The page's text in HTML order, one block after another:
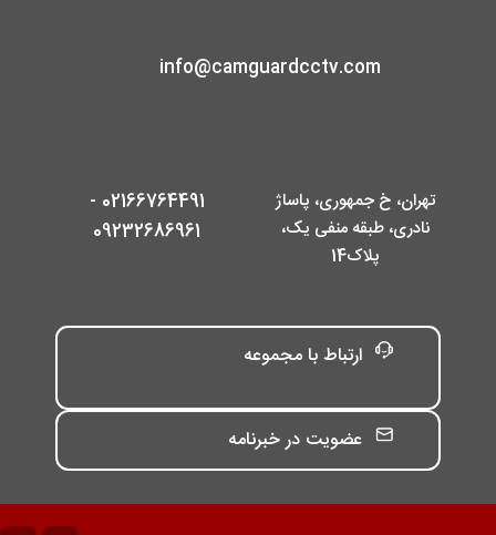
info@camguardcctv.com
تهران، خ جمهوری، پاساژ
نادری، طبقه منفی یک،
پلاک14
02166764491 -
09232686961
ارتباط با مجموعه
عضویت در خبرنامه